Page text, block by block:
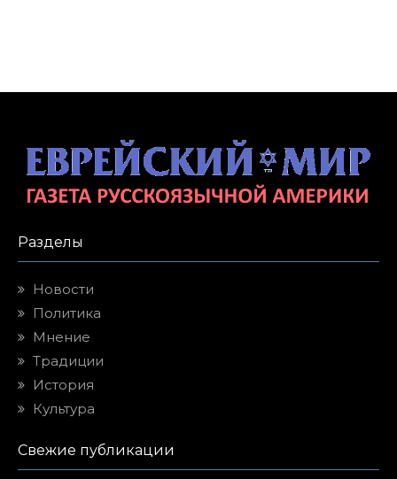
Разделы
Новости
Политика
Мнение
Традиции
История
Культура
Свежие публикации